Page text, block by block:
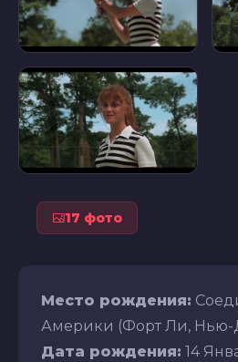
17 фото
Место рождения:
Америки (Форт Ли, Нью-
Дата рождения: 14